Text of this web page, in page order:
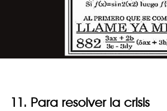
11. Para resolver la crisis